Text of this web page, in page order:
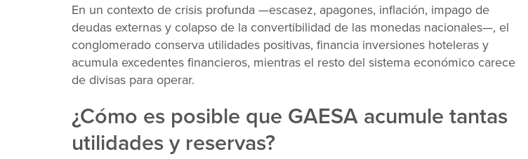
En un contexto de crisis profunda —escasez, apagones, inflación, impago de
deudas externas y colapso de la convertibilidad de las monedas nacionales—, el
conglomerado conserva utilidades positivas, financia inversiones hoteleras y
acumula excedentes financieros, mientras el resto del sistema económico carece
de divisas para operar.
¿Cómo es posible que GAESA acumule tantas
utilidades y reservas?